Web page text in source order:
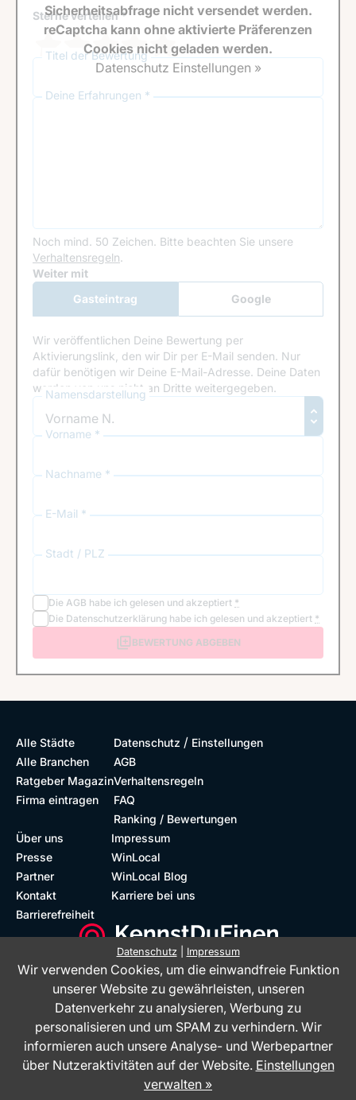
Sterne verteilen *
Titel der Bewertung
Deine Erfahrungen *
Noch mind. 50 Zeichen. Bitte beachten Sie unsere
Verhaltensregeln.
Google Recaptcha
Weiter mit
Gasteintrag
Google
Anmeldung
Wir veröffentlichen Deine Bewertung per
Aktivierungslink, den wir Dir per E-Mail senden. Nur
dafür benötigen wir Deine E-Mail-Adresse. Deine Daten
werden von uns nicht an Dritte weitergegeben.
Namensdarstellung
Vorname *
Nachname *
E-Mail *
Stadt / PLZ
Die AGB habe ich gelesen und akzeptiert *
Die Datenschutzerklärung habe ich gelesen und akzeptiert *
BEWERTUNG ABGEBEN
Sicherheitsabfrage nicht versendet werden.
reCaptcha kann ohne aktivierte Präferenzen
Cookies nicht geladen werden.
Datenschutz Einstellungen »
Alle Städte
Alle Branchen
Ratgeber Magazin
Firma eintragen
Datenschutz / Einstellungen
AGB
Verhaltensregeln
FAQ
Ranking / Bewertungen
Über uns
Presse
Partner
Kontakt
Barrierefreiheit
Impressum
WinLocal
WinLocal Blog
Karriere bei uns
Datenschutz| Impressum
Wir verwenden Cookies, um die einwandfreie Funktion
unserer Website zu gewährleisten, unseren
Datenverkehr zu analysieren, Werbung zu
personalisieren und um SPAM zu verhindern. Wir
informieren auch unsere Analyse- und Werbepartner
über Nutzeraktivitäten auf der Website. Einstellungen
verwalten »